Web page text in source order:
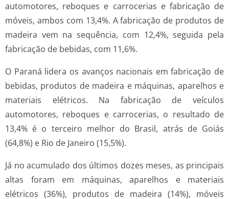
automotores, reboques e carrocerias e fabricação de
móveis, ambos com 13,4%. A fabricação de produtos de
madeira vem na sequência, com 12,4%, seguida pela
fabricação de bebidas, com 11,6%.
O Paraná lidera os avanços nacionais em fabricação de
bebidas, produtos de madeira e máquinas, aparelhos e
materiais elétricos. Na fabricação de veículos
automotores, reboques e carrocerias, o resultado de
13,4% é o terceiro melhor do Brasil, atrás de Goiás
(64,8%) e Rio de Janeiro (15,5%).
Já no acumulado dos últimos dozes meses, as principais
altas foram em máquinas, aparelhos e materiais
elétricos (36%), produtos de madeira (14%), móveis